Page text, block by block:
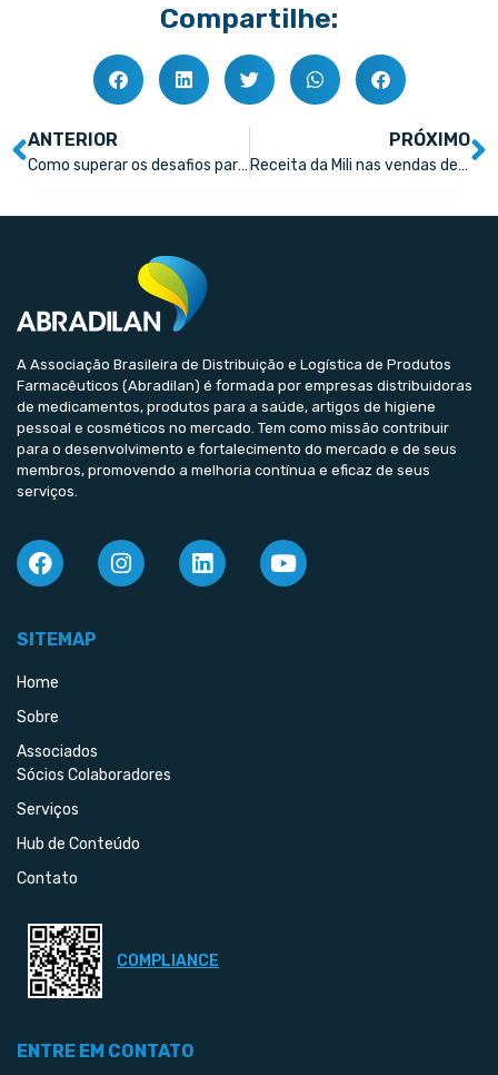
Compartilhe:
ANTERIOR
Como superar os desafios para competir com as grandes redes
PRÓXIMO
Receita da Mili nas vendas de produtos personal care cresce 21% em farmácias neste ano
A Associação Brasileira de Distribuição e Logística de Produtos
Farmacêuticos (Abradilan) é formada por empresas distribuidoras
de medicamentos, produtos para a saúde, artigos de higiene
pessoal e cosméticos no mercado. Tem como missão contribuir
para o desenvolvimento e fortalecimento do mercado e de seus
membros, promovendo a melhoria contínua e eficaz de seus
serviços.
SITEMAP
Home
Sobre
Associados
Sócios Colaboradores
Serviços
Hub de Conteúdo
Contato
COMPLIANCE
ENTRE EM CONTATO